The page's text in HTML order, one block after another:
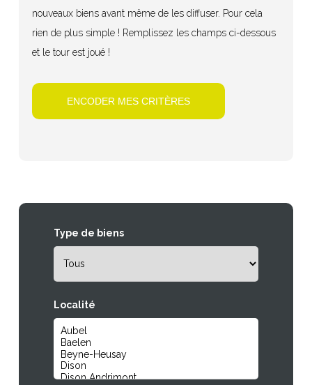
nouveaux biens avant même de les diffuser. Pour cela
rien de plus simple ! Remplissez les champs ci-dessous
et le tour est joué !
ENCODER MES CRITÈRES
Type de biens
Localité